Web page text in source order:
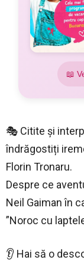
📖
🎭 Citite și
îndrăgostiți
Florin Tronaru.
Despre ce
Neil Gaiman în
”Noroc cu
👂 Hai să o